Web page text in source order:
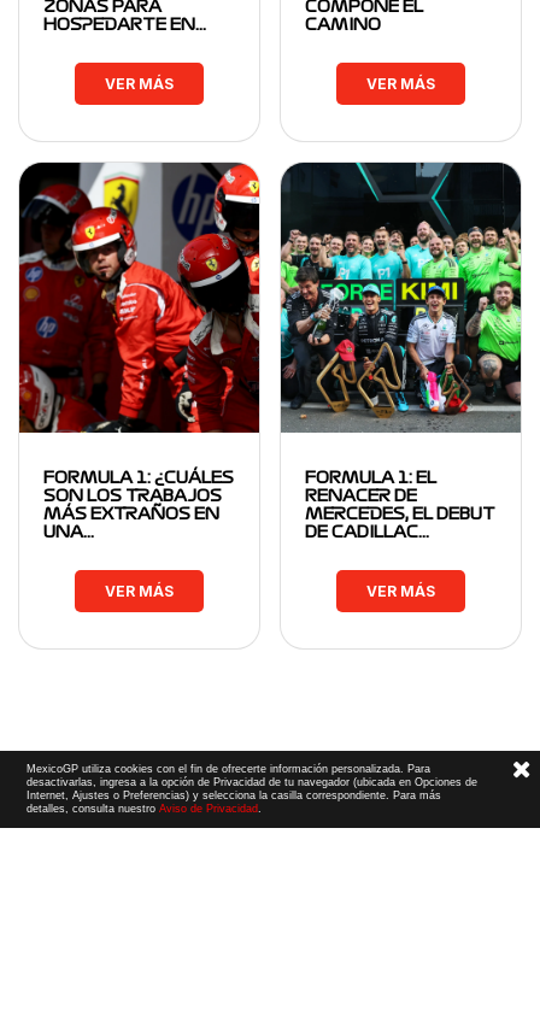
ZONAS PARA
HOSPEDARTE EN…
VER MÁS
COMPONE EL
CAMINO
VER MÁS
FORMULA 1: ¿CUÁLES
SON LOS TRABAJOS
MÁS EXTRAÑOS EN
UNA…
VER MÁS
FORMULA 1: EL
RENACER DE
MERCEDES, EL DEBUT
DE CADILLAC…
VER MÁS
MexicoGP utiliza cookies con el fin de ofrecerte información personalizada. Para
desactivarlas, ingresa a la opción de Privacidad de tu navegador (ubicada en Opciones de
Internet, Ajustes o Preferencias) y selecciona la casilla correspondiente. Para más
detalles, consulta nuestroAviso de Privacidad.